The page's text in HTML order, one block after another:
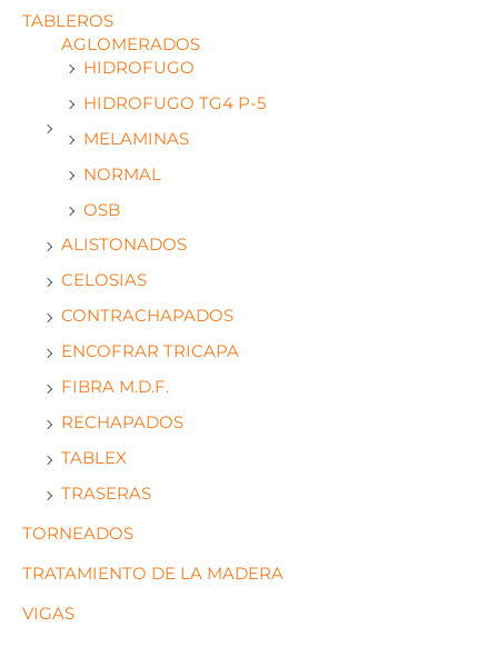
TABLEROS
AGLOMERADOS
HIDROFUGO
HIDROFUGO TG4 P-5
MELAMINAS
NORMAL
OSB
ALISTONADOS
CELOSIAS
CONTRACHAPADOS
ENCOFRAR TRICAPA
FIBRA M.D.F.
RECHAPADOS
TABLEX
TRASERAS
TORNEADOS
TRATAMIENTO DE LA MADERA
VIGAS